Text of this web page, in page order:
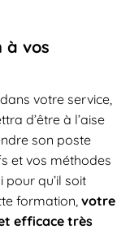
à vos
votre service,
d’être à l’aise
son poste
et vos méthodes
qu’il soit
formation, votre
efficace très